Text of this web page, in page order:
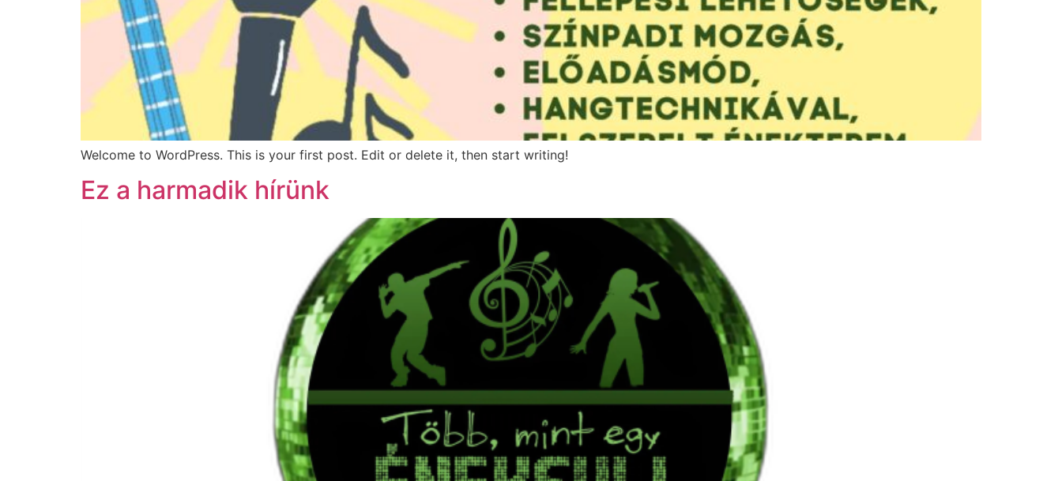
Welcome to WordPress. This is your first post. Edit or delete it, then start writing!
Ez a harmadik hírünk